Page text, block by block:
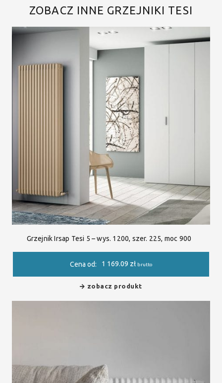
ZOBACZ INNE GRZEJNIKI TESI
Grzejnik Irsap Tesi 5 – wys. 1200, szer. 225, moc 900
Cena od: 1 169.09 zł brutto
zobacz produkt